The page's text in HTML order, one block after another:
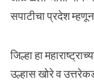
सपाटीचा प्रदेश
जिल्हा हा
उल्हास खोरे व